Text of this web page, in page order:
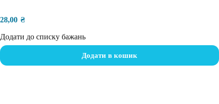
28,00 ₴
Додати до списку бажань
Додати в кошик